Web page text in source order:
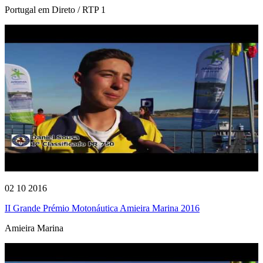
Portugal em Direto / RTP 1
02 10 2016
II Grande Prémio Motonáutica Amieira Marina 2016
Amieira Marina